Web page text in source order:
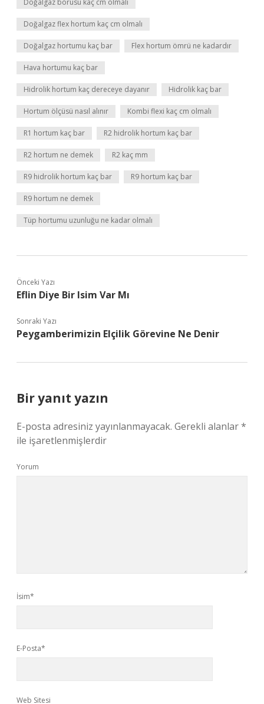
Doğalgaz borusu kaç cm olmalı
Doğalgaz flex hortum kaç cm olmalı
Doğalgaz hortumu kaç bar Flex hortum ömrü ne kadardır
Hava hortumu kaç bar
Hidrolik hortum kaç dereceye dayanır Hidrolik kaç bar
Hortum ölçüsü nasıl alınır Kombi flexi kaç cm olmalı
R1 hortum kaç bar R2 hidrolik hortum kaç bar
R2 hortum ne demek R2 kaç mm
R9 hidrolik hortum kaç bar R9 hortum kaç bar
R9 hortum ne demek
Tüp hortumu uzunluğu ne kadar olmalı
Önceki Yazı
Eflin Diye Bir Isim Var Mı
Sonraki Yazı
Peygamberimizin Elçilik Görevine Ne Denir
Bir yanıt yazın
E-posta adresiniz yayınlanmayacak. Gerekli alanlar*
ile işaretlenmişlerdir
Yorum
İsim*
E-Posta*
Web Sitesi